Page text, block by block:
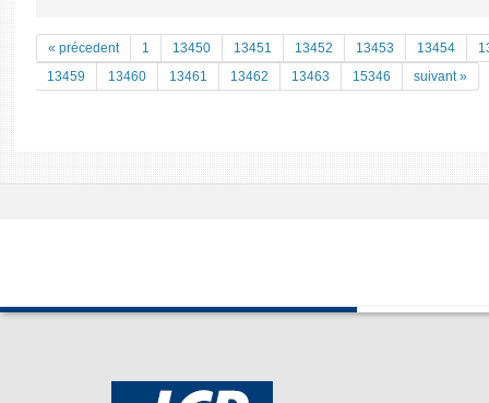
« précedent 1 13450 13451 13452 13453 13454
13459
13460 13461 13462 13463 15346 suivant »